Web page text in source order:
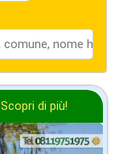
Scopri di più!